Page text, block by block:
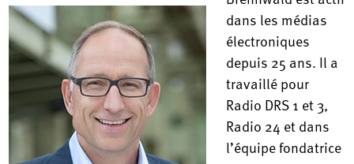
dans les médias
électroniques
depuis 25 ans. Il a
travaillé pour
Radio DRS 1 et 3,
Radio 24 et dans
l’équipe fondatrice